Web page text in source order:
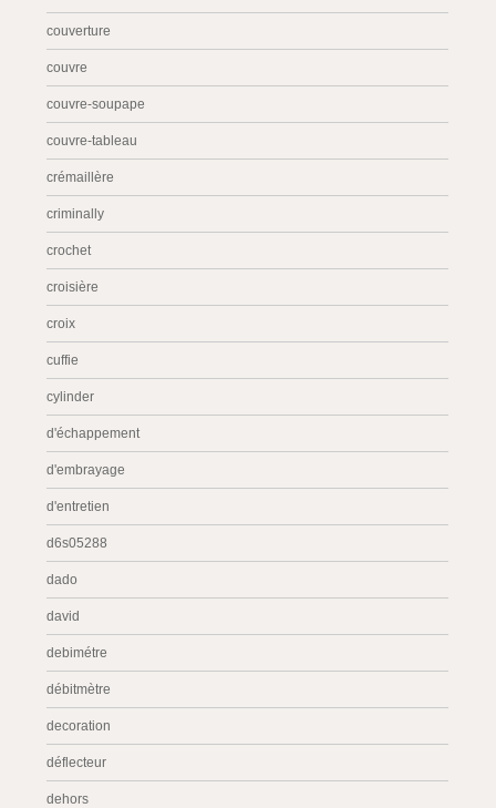
couverture
couvre
couvre-soupape
couvre-tableau
crémaillère
criminally
crochet
croisière
croix
cuffie
cylinder
d'échappement
d'embrayage
d'entretien
d6s05288
dado
david
debimétre
débitmètre
decoration
déflecteur
dehors